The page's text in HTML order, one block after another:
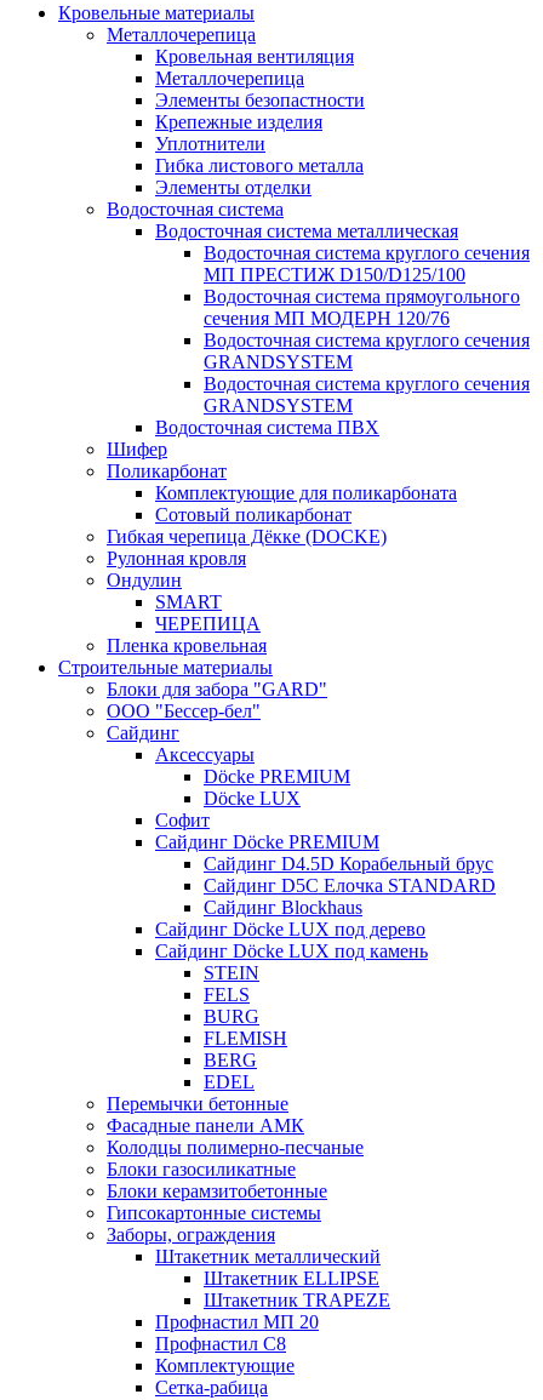
Кровельные материалы
Металлочерепица
Кровельная вентиляция
Металлочерепица
Элементы безопастности
Крепежные изделия
Уплотнители
Гибка листового металла
Элементы отделки
Водосточная система
Водосточная система металлическая
Водосточная система круглого сечения
МП ПРЕСТИЖ D150/D125/100
Водосточная система прямоугольного
сечения МП МОДЕРН 120/76
Водосточная система круглого сечения
GRANDSYSTEM
Водосточная система круглого сечения
GRANDSYSTEM
Водосточная система ПВХ
Шифер
Поликарбонат
Комплектующие для поликарбоната
Сотовый поликарбонат
Гибкая черепица Дёкке (DOCKE)
Рулонная кровля
Ондулин
SMART
ЧЕРЕПИЦА
Пленка кровельная
Строительные материалы
Блоки для забора "GARD"
ООО "Бессер-бел"
Сайдинг
Аксессуары
Döcke PREMIUM
Döcke LUX
Софит
Сайдинг Döcke PREMIUM
Сайдинг D4.5D Корабельный брус
Сайдинг D5С Елочка STANDARD
Сайдинг Blockhaus
Сайдинг Döcke LUX под дерево
Сайдинг Döcke LUX под камень
STEIN
FELS
BURG
FLEMISH
BERG
EDEL
Перемычки бетонные
Фасадные панели АМК
Колодцы полимерно-песчаные
Блоки газосиликатные
Блоки керамзитобетонные
Гипсокартонные системы
Заборы, ограждения
Штакетник металлический
Штакетник ELLIPSE
Штакетник TRAPEZE
Профнастил МП 20
Профнастил С8
Комплектующие
Сетка-рабица